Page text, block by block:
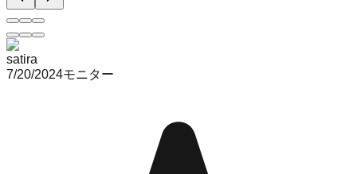
satira
7/20/2024モニター